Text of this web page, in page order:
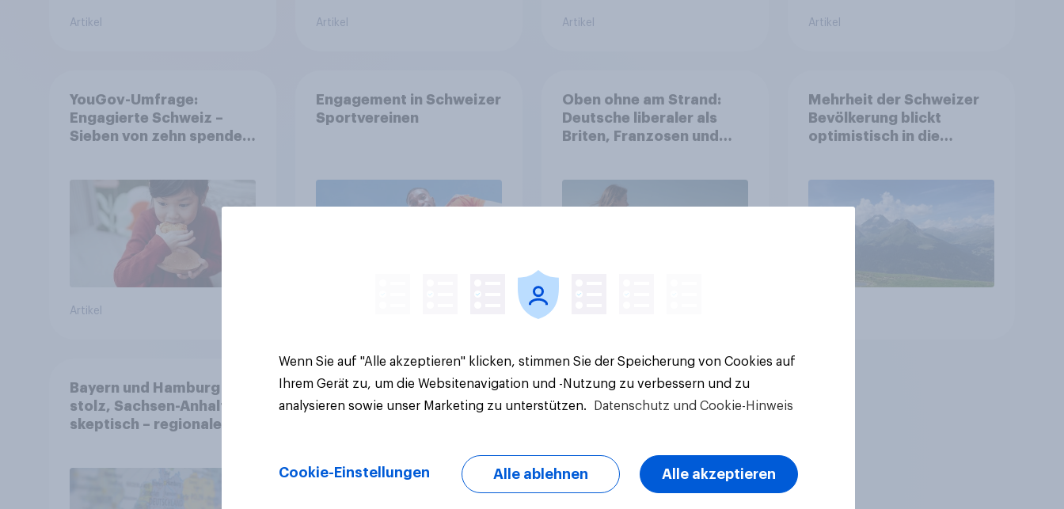
Artikel Artikel Artikel Artikel
YouGov-Umfrage:
Engagierte Schweiz –
Sieben von zehn spenden,
Artikel
Engagement in Schweizer
Sportvereinen
Oben ohne am Strand:
Deutsche liberaler als
Briten, Franzosen und
Mehrheit der Schweizer
Bevölkerung blickt
optimistisch in die
Gesundheitswesen und
Altersvorsorge
Bayern und Hamburg
stolz, Sachsen-Anhalt
skeptisch – regionale
Europa im Osten am
Wenn Sie auf "Alle akzeptieren" klicken, stimmen Sie der Speicherung von Cookies auf
Ihrem Gerät zu, um die Websitenavigation und -Nutzung zu verbessern und zu
analysieren sowie unser Marketing zu unterstützen.
Datenschutz und Cookie-Hinweis
Cookie-Einstellungen Alle ablehnen Alle akzeptieren